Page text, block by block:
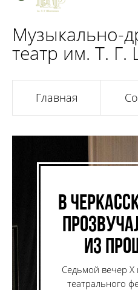
Музыкально-
театр им. Т.
Главная
В
из
Седьмой вечер Х
театрального